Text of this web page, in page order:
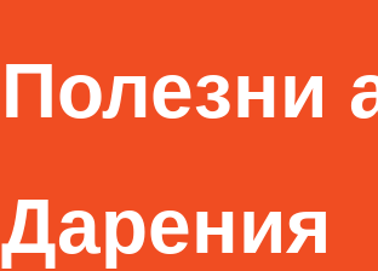
Полезни
Дарения